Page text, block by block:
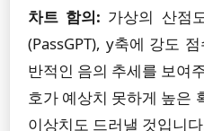
차트 함의: 가상의 산점
(PassGPT), y축에 강도
반적인 음의 추세를 보여
호가 예상치 못하게 높은
이상치도 드러낼 것입니